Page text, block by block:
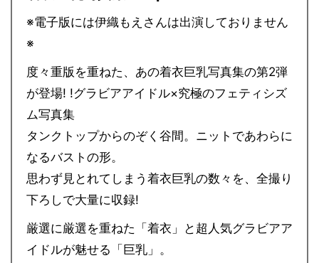
※電子版には伊織もえさんは出演しておりません
※
度々重版を重ねた、あの着衣巨乳写真集の第2弾
が登場! !グラビアアイドル×究極のフェティシズ
ム写真集
タンクトップからのぞく谷間。ニットであわらに
なるバストの形。
思わず見とれてしまう着衣巨乳の数々を、全撮り
下ろしで大量に収録!
厳選に厳選を重ねた「着衣」と超人気グラビアア
イドルが魅せる「巨乳」。